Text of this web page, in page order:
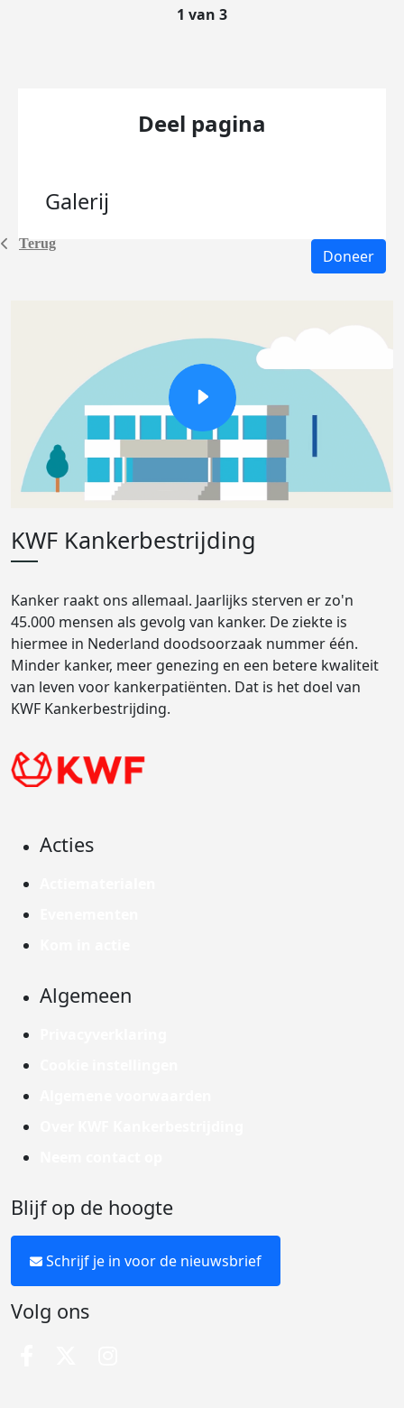
Terug
1 van 3
Deel pagina
Galerij
Doneer
KWF Kankerbestrijding
Kanker raakt ons allemaal. Jaarlijks sterven er zo'n
45.000 mensen als gevolg van kanker. De ziekte is
hiermee in Nederland doodsoorzaak nummer één.
Minder kanker, meer genezing en een betere kwaliteit
van leven voor kankerpatiënten. Dat is het doel van
KWF Kankerbestrijding.
Acties
Algemeen
Blijf op de hoogte
Schrijf je in voor de nieuwsbrief
Volg ons